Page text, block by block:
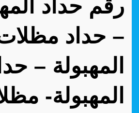
– حداد
المهبولة –
المهبولة-